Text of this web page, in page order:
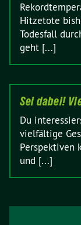
Hitzetote
Todesfall
geht [...]
Sei dabei!
Du
vielfältige
Perspektiven
und [...]